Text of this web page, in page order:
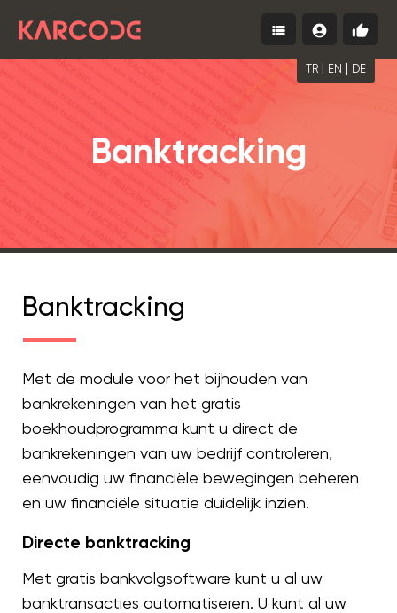
thumb_up
Gratis
account_circle
Inloggen
view_list
Menu
TR EN DE
Banktracking
Banktracking
Met de module voor het bijhouden van
bankrekeningen van het gratis
boekhoudprogramma kunt u direct de
bankrekeningen van uw bedrijf controleren,
eenvoudig uw financiële bewegingen beheren
en uw financiële situatie duidelijk inzien.
Directe banktracking
Met gratis bankvolgsoftware kunt u al uw
banktransacties automatiseren. U kunt al uw